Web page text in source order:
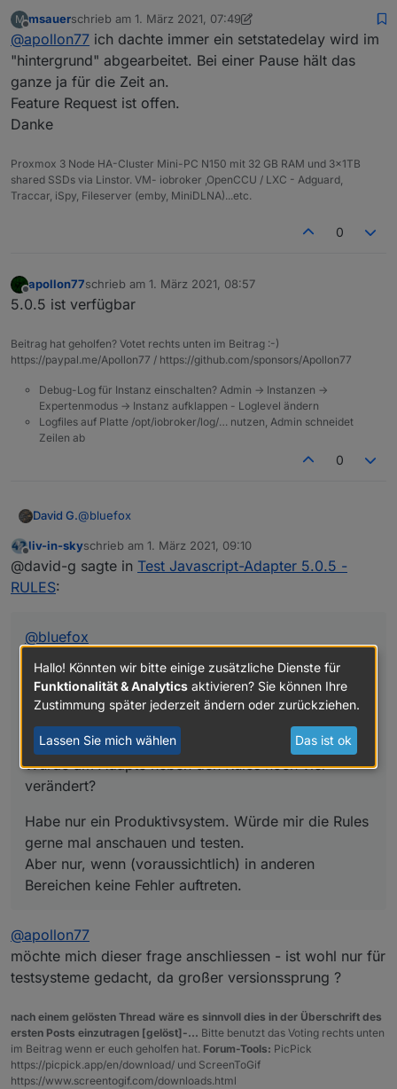
M
Offline
msauerschrieb am 1. März 2021, 07:49
zuletzt editiert von msauer 3. Jan. 2021, 08:50
@apollon77 ich dachte immer ein setstatedelay wird im
"hintergrund" abgearbeitet. Bei einer Pause hält das
ganze ja für die Zeit an.
Feature Request ist offen.
Danke
Proxmox 3 Node HA-Cluster Mini-PC N150 mit 32 GB RAM und 3x1TB
shared SSDs via Linstor. VM- iobroker ,OpenCCU / LXC - Adguard,
Traccar, iSpy, Fileserver (emby, MiniDLNA)...etc.
0
Offline
apollon77schrieb am 1. März 2021, 08:57
zuletzt editiert von
5.0.5 ist verfügbar
Beitrag hat geholfen? Votet rechts unten im Beitrag :-)
https://paypal.me/Apollon77 / https://github.com/sponsors/Apollon77
Debug-Log für Instanz einschalten? Admin -> Instanzen ->
Expertenmodus -> Instanz aufklappen - Loglevel ändern
Logfiles auf Platte /opt/iobroker/log/… nutzen, Admin schneidet
Zeilen ab
0
David G.@bluefox
Hey,
verändert?
Habe nur ein Produktivsystem. Würde mir die Rules
gerne mal anschauen und testen.
Aber nur, wenn (voraussichtlich) in anderen
Bereichen keine Fehler auftreten.
Offline
liv-in-skyschrieb am 1. März 2021, 09:10
zuletzt editiert von
@david-g sagte in Test Javascript-Adapter 5.0.5 -
RULES:
@bluefox
Hey,
die Rules sehen cool aus.
Hätten mir in den Anfangszeiten bestimmt geholfen.
Wurde am Adapte neben den Rules noch viel
verändert?
Habe nur ein Produktivsystem. Würde mir die Rules
gerne mal anschauen und testen.
Aber nur, wenn (voraussichtlich) in anderen
Bereichen keine Fehler auftreten.
@apollon77
möchte mich dieser frage anschliessen - ist wohl nur für
testsysteme gedacht, da großer versionssprung ?
nach einem gelösten Thread wäre es sinnvoll dies in der Überschrift des
ersten Posts einzutragen [gelöst]-... Bitte benutzt das Voting rechts unten
im Beitrag wenn er euch geholfen hat. Forum-Tools: PicPick
https://picpick.app/en/download/ und ScreenToGif
https://www.screentogif.com/downloads.html
Hallo! Könnten wir bitte einige zusätzliche Dienste für
Funktionalität & Analytics aktivieren? Sie können Ihre
Zustimmung später jederzeit ändern oder zurückziehen.
Lassen Sie mich wählen Das ist ok